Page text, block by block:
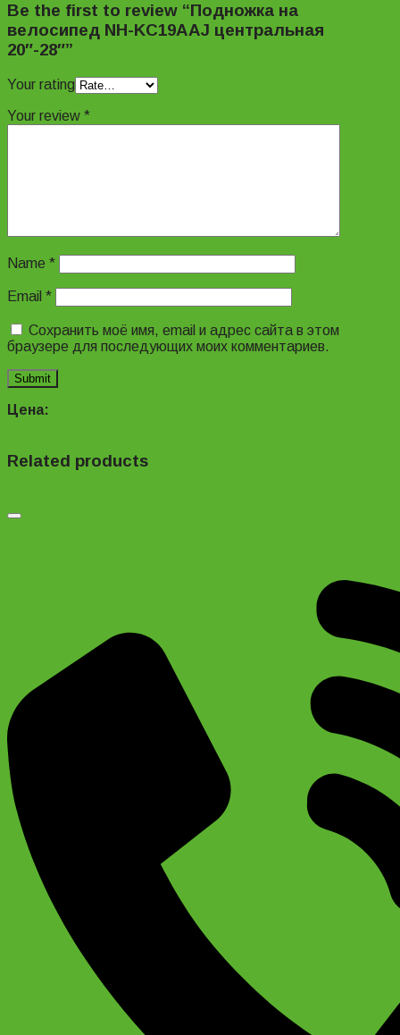
Be the first to review “Подножка на
велосипед NH-KC19AAJ центральная
20″-28″”
Your rating
Your review *
Name *
Email *
Сохранить моё имя, email и адрес сайта в этом
браузере для последующих моих комментариев.
Цена:
Related products